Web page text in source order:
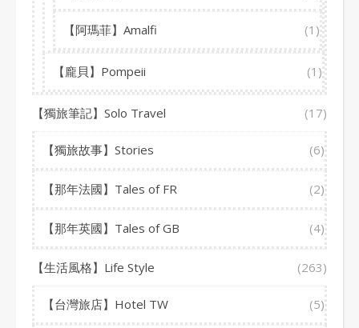
【阿瑪菲】Amalfi (1)
【龐貝】Pompeii (1)
【獨旅筆記】Solo Travel (17)
【獨旅故事】Stories (6)
【那年法國】Tales of FR (2)
【那年英國】Tales of GB (4)
【生活風格】Life Style (263)
【台灣旅店】Hotel TW (5)